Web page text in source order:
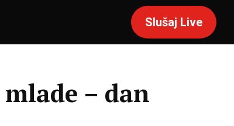
Slušaj Live
– dan